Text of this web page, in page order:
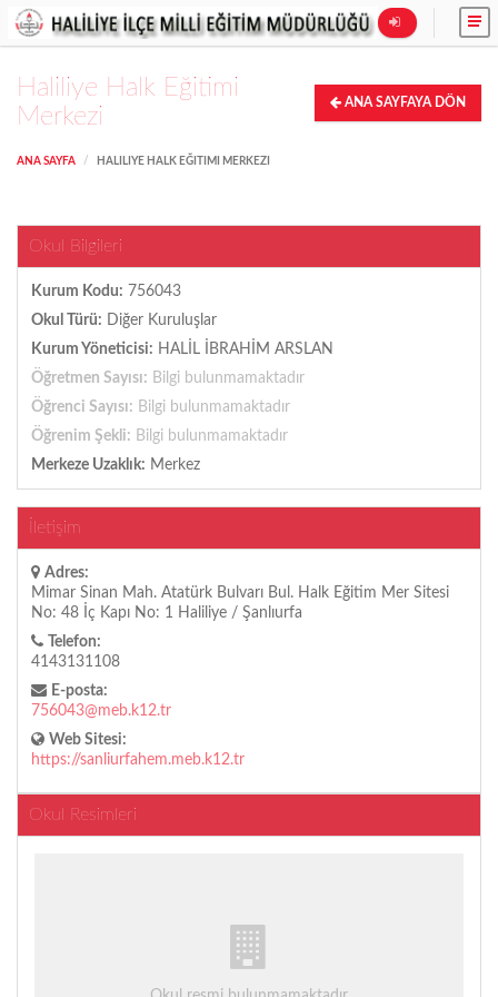
Haliliye Halk Eğitimi
Merkezi
ANA SAYFAYA DÖN
ANA SAYFA HALILIYE HALK EĞITIMI MERKEZI
Okul Bilgileri
Kurum Kodu: 756043
Okul Türü: Diğer Kuruluşlar
Kurum Yöneticisi: HALİL İBRAHİM ARSLAN
Öğretmen Sayısı: Bilgi bulunmamaktadır
Öğrenci Sayısı: Bilgi bulunmamaktadır
Öğrenim Şekli: Bilgi bulunmamaktadır
Merkeze Uzaklık: Merkez
İletişim
Adres:
Mimar Sinan Mah. Atatürk Bulvarı Bul. Halk Eğitim Mer Sitesi
No: 48 İç Kapı No: 1 Haliliye / Şanlıurfa
Telefon:
4143131108
E-posta:
756043@meb.k12.tr
Web Sitesi:
https://sanliurfahem.meb.k12.tr
Okul Resimleri